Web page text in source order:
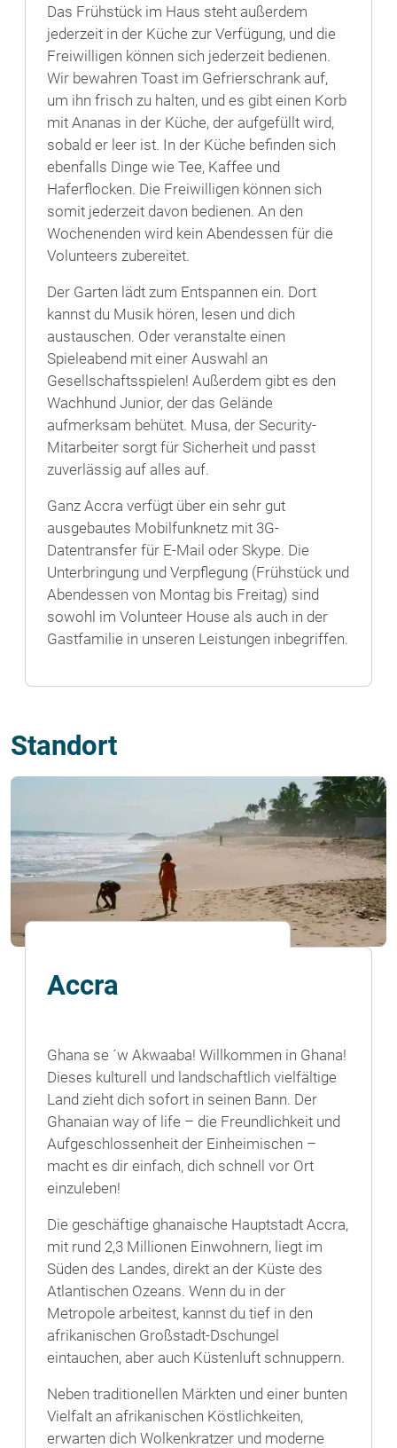
Das Frühstück im Haus steht außerdem
jederzeit in der Küche zur Verfügung, und die
Freiwilligen können sich jederzeit bedienen.
Wir bewahren Toast im Gefrierschrank auf,
um ihn frisch zu halten, und es gibt einen Korb
mit Ananas in der Küche, der aufgefüllt wird,
sobald er leer ist. In der Küche befinden sich
ebenfalls Dinge wie Tee, Kaffee und
Haferflocken. Die Freiwilligen können sich
somit jederzeit davon bedienen. An den
Wochenenden wird kein Abendessen für die
Volunteers zubereitet.
Der Garten lädt zum Entspannen ein. Dort
kannst du Musik hören, lesen und dich
austauschen. Oder veranstalte einen
Spieleabend mit einer Auswahl an
Gesellschaftsspielen! Außerdem gibt es den
Wachhund Junior, der das Gelände
aufmerksam behütet. Musa, der Security-
Mitarbeiter sorgt für Sicherheit und passt
zuverlässig auf alles auf.
Ganz Accra verfügt über ein sehr gut
ausgebautes Mobilfunknetz mit 3G-
Datentransfer für E-Mail oder Skype. Die
Unterbringung und Verpflegung (Frühstück und
Abendessen von Montag bis Freitag) sind
sowohl im Volunteer House als auch in der
Gastfamilie in unseren Leistungen inbegriffen.
Standort
Accra
Ghana se ´w Akwaaba! Willkommen in Ghana!
Dieses kulturell und landschaftlich vielfältige
Land zieht dich sofort in seinen Bann. Der
Ghanaian way of life – die Freundlichkeit und
Aufgeschlossenheit der Einheimischen –
macht es dir einfach, dich schnell vor Ort
einzuleben!
Die geschäftige ghanaische Hauptstadt Accra,
mit rund 2,3 Millionen Einwohnern, liegt im
Süden des Landes, direkt an der Küste des
Atlantischen Ozeans. Wenn du in der
Metropole arbeitest, kannst du tief in den
afrikanischen Großstadt-Dschungel
eintauchen, aber auch Küstenluft schnuppern.
Neben traditionellen Märkten und einer bunten
Vielfalt an afrikanischen Köstlichkeiten,
erwarten dich Wolkenkratzer und moderne